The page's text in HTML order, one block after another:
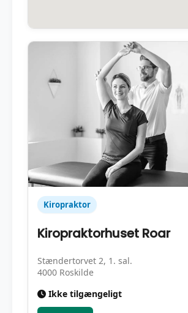
Kiropraktor
Kiropraktorhuset Roar
Stændertorvet 2, 1. sal.
4000 Roskilde
Ikke tilgængeligt